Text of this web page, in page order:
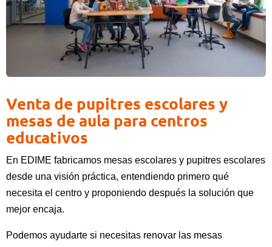
Venta de pupitres escolares y
mesas de aula para centros
educativos
En EDIME fabricamos mesas escolares y pupitres escolares
desde una visión práctica, entendiendo primero qué
necesita el centro y proponiendo después la solución que
mejor encaja.
Podemos ayudarte si necesitas renovar las mesas